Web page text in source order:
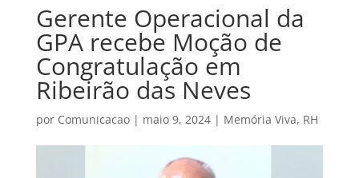
Gerente Operacional da
GPA recebe Moção de
Congratulação em
Ribeirão das Neves
por Comunicacao| maio 9, 2024| Memória Viva, RH